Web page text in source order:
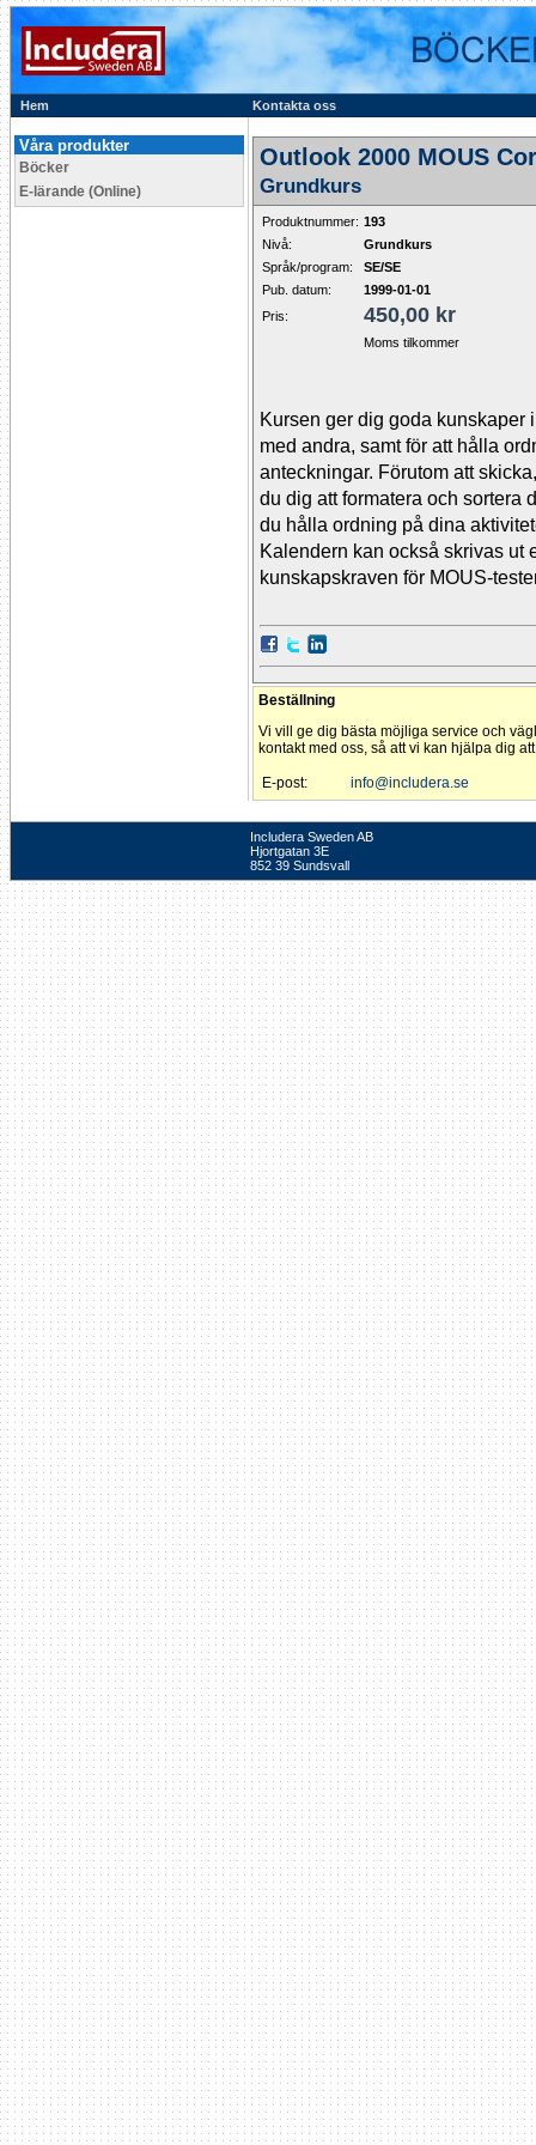
Hem Kontakta oss
Våra produkter
Böcker
E-lärande (Online)
Outlook 2000 MOUS
Grundkurs
Produktnummer: 193
Nivå:
Grundkurs
Språk/program:
SE/SE
Pub. datum:
1999-01-01
Pris:
450,00 kr
Moms tilkommer
Kursen ger dig goda kunskaper
med andra, samt för att hålla
anteckningar. Förutom att
du dig att formatera och sortera
du hålla ordning på dina
Kalendern kan också skrivas ut
kunskapskraven för MOUS-
Beställning
Vi vill ge dig bästa möjliga service och
kontakt med oss, så att vi kan hjälpa dig
E-post: info@includera.se
Includera Sweden AB
Hjortgatan 3E
852 39 Sundsvall